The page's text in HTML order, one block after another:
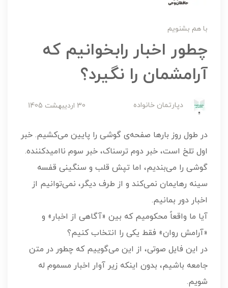
با هم بشنویم
چطور اخبار رابخوانیم که
آرامشمان را نگیرد؟
دپارتمان خانواده 30 ارديبهشت 1405
در طول روز بارها صفحه‌ی گوشی را پایین می‌کشیم. خبر
اول تلخ است، خبر دوم ترسناک، خبر سوم ناامیدکننده.
گوشی را می‌بندیم، اما تپش قلب و سنگینی قفسه
سینه رهایمان نمی‌کند و از طرف دیگر، نمی‌توانیم از
اخبار دور بمانیم.
آیا ما واقعاً محکومیم که بین «آگاهی از اخبار» و
«آرامش روان» فقط یکی را انتخاب کنیم؟
در این فایل صوتی، از این می‌گوییم که چطور در متن
جامعه باشیم، بدون اینکه زیر آوار اخبار مسموم له
شویم.